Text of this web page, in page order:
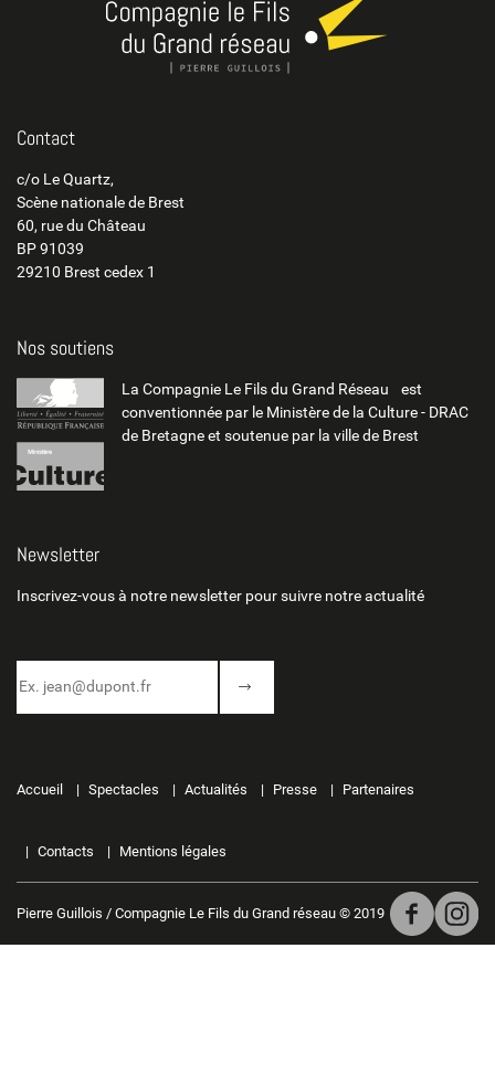
Contact
c/o Le Quartz,
Scène nationale de Brest
60, rue du Château
BP 91039
29210 Brest cedex 1
Nos soutiens
La Compagnie Le Fils du Grand Réseau est
conventionnée par le Ministère de la Culture - DRAC
de Bretagne et soutenue par la ville de Brest
Newsletter
Inscrivez-vous à notre newsletter pour suivre notre actualité
Accueil Spectacles Actualités Presse Partenaires
Contacts Mentions légales
Pierre Guillois / Compagnie Le Fils du Grand réseau © 2019